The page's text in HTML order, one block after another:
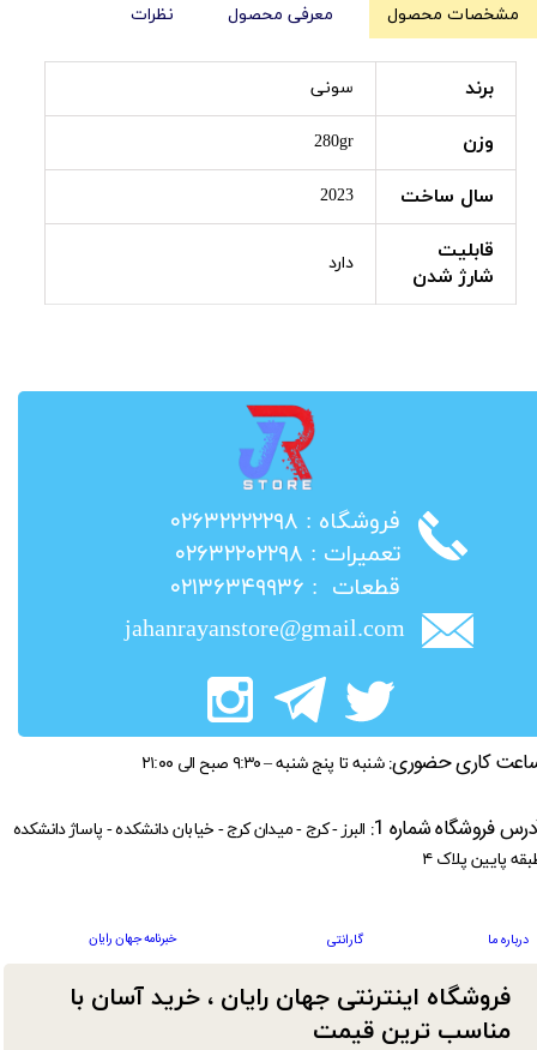
مشخصات محصول معرفی محصول نظرات
برند سونی
وزن 280gr
سال ساخت 2023
قابلیت
شارژ شدن
دارد
​فروشگاه : ۰۲۶۳۲۲۲۲۲۹۸
​تعمیرات : ۰۲۶۳۲۲۰۲۲۹۸
​قطعات : ۰۲۱۳۶۳۴۹۹۳۶
jahanrayanstore@gmail.com
فروشگاه اینترنتی جهان رایان ، خرید آسان با
مناسب ترین قیمت​​​​​​​
کاری حضوری: شنبه تا پنج شنبه – ۹:۳۰ صبح الی ۲۱:۰۰
درباره ما گارانتی خبرنامه جهان رایان
فروشگاه شماره 1:
البرز - کرج - میدان کرج - خیابان دانشکده - پاساژ دانشکده
پایین پلاک ۴